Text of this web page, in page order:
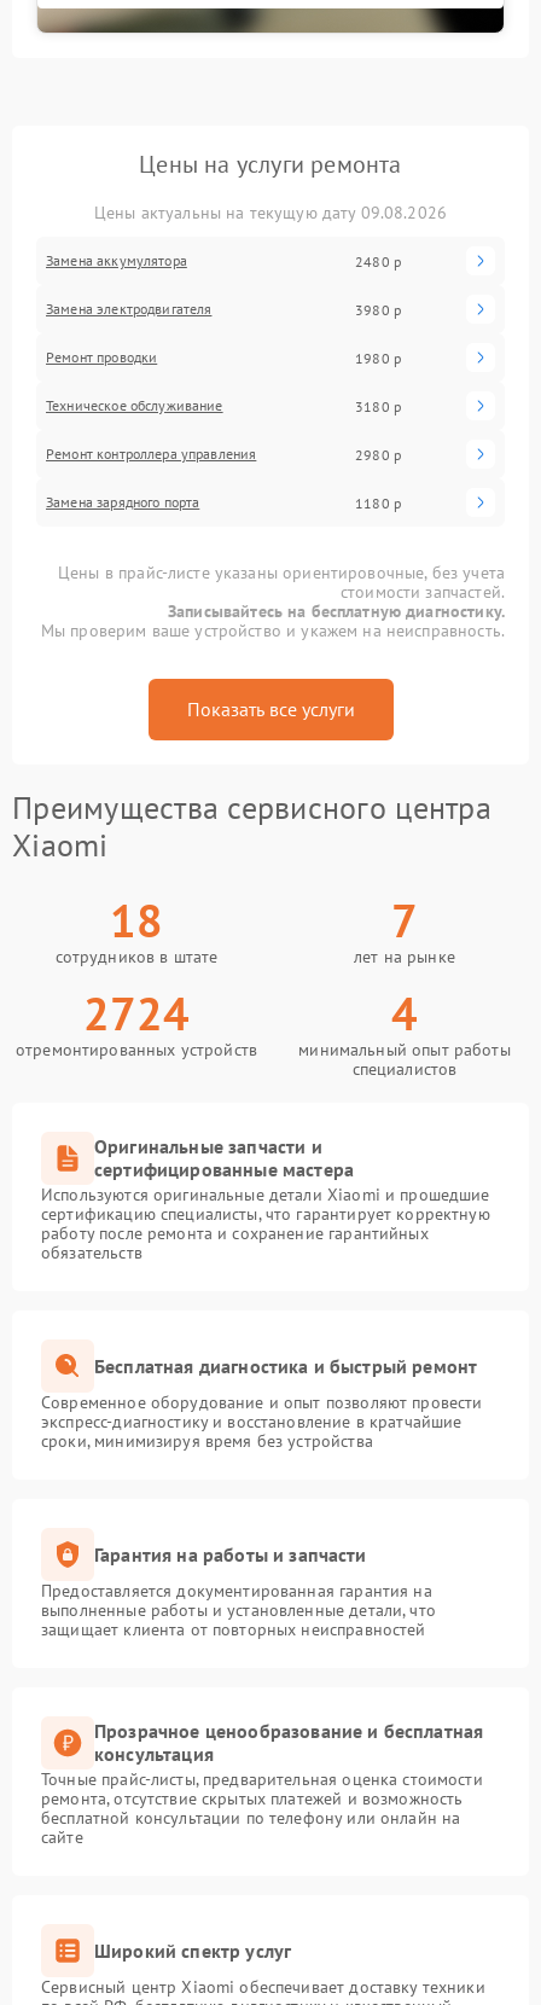
Цены на услуги ремонта
Цены актуальны на текущую дату 09.08.2026
Замена аккумулятора 2480 р
Замена электродвигателя 3980 р
Ремонт проводки 1980 р
Техническое обслуживание 3180 р
Ремонт контроллера управления 2980 р
Замена зарядного порта 1180 р
Цены в прайс-листе указаны ориентировочные, без учета
стоимости запчастей.
Записывайтесь на бесплатную диагностику.
Мы проверим ваше устройство и укажем на неисправность.
Показать все услуги
Преимущества сервисного центра
Xiaomi
18
сотрудников в штате
7
лет на рынке
2724
отремонтированных устройств
4
минимальный опыт работы
специалистов
Оригинальные запчасти и
сертифицированные мастера
Используются оригинальные детали Xiaomi и прошедшие
сертификацию специалисты, что гарантирует корректную
работу после ремонта и сохранение гарантийных
обязательств
Бесплатная диагностика и быстрый ремонт
Современное оборудование и опыт позволяют провести
экспресс-диагностику и восстановление в кратчайшие
сроки, минимизируя время без устройства
Гарантия на работы и запчасти
Предоставляется документированная гарантия на
выполненные работы и установленные детали, что
защищает клиента от повторных неисправностей
Прозрачное ценообразование и бесплатная
консультация
Точные прайс-листы, предварительная оценка стоимости
ремонта, отсутствие скрытых платежей и возможность
бесплатной консультации по телефону или онлайн на
сайте
Широкий спектр услуг
Сервисный центр Xiaomi обеспечивает доставку техники